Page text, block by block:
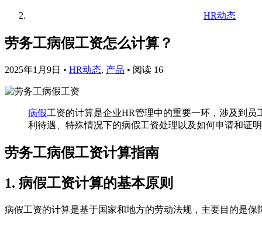
HR动态
劳务工病假工资怎么计算？
2025年1月9日 • HR动态, 产品 • 阅读 16
病假工资的计算是企业HR管理中的重要一环，涉及到
利待遇、特殊情况下的病假工资处理以及如何申请和证
劳务工病假工资计算指南
1. 病假工资计算的基本原则
病假工资的计算是基于国家和地方的劳动法规，主要目的是